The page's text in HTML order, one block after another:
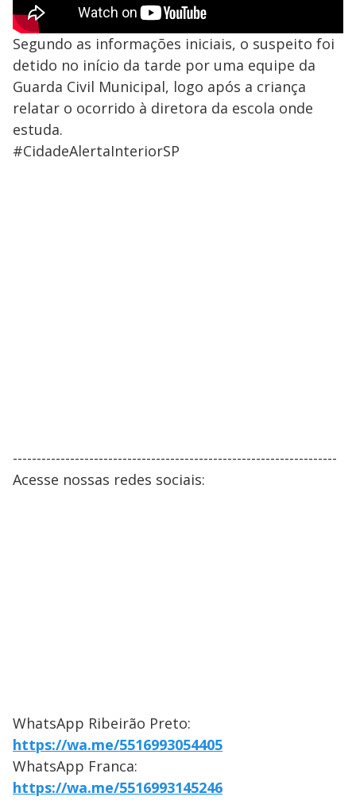
Segundo as informações iniciais, o suspeito foi
detido no início da tarde por uma equipe da
Guarda Civil Municipal, logo após a criança
relatar o ocorrido à diretora da escola onde
estuda.
#CidadeAlertaInteriorSP
--------------------------------------------------------------------
Acesse nossas redes sociais:
WhatsApp Ribeirão Preto:
https://wa.me/5516993054405
WhatsApp Franca:
https://wa.me/5516993145246